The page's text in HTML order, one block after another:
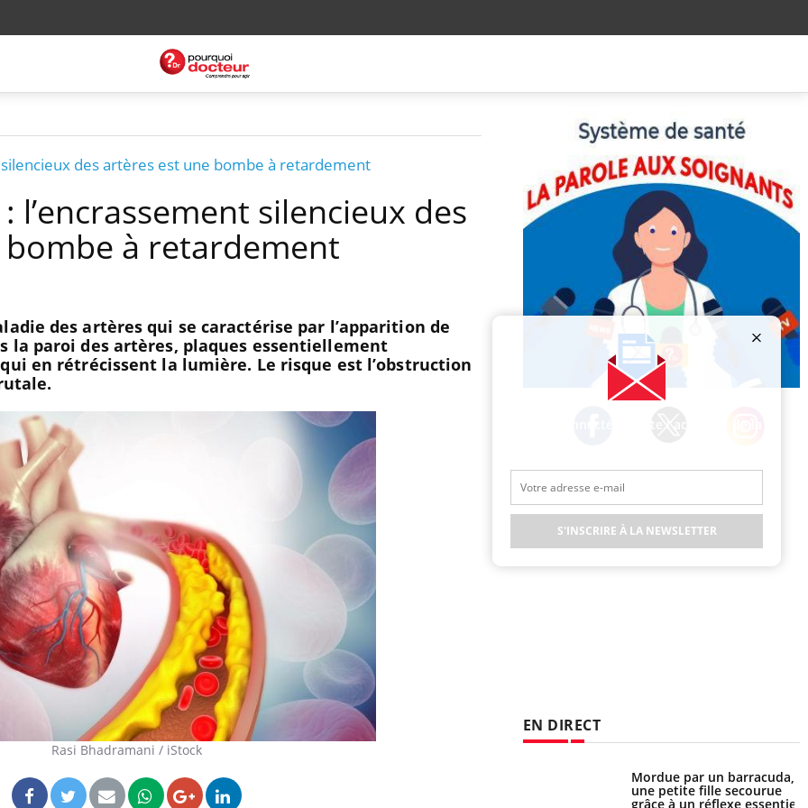
des artères est une bombe à retardement
l’encrassement silencieux des
à retardement
des artères qui se caractérise par l’apparition de
la paroi des artères, plaques essentiellement
en rétrécissent la lumière. Le risque est l’obstruction
Rasi Bhadramani / iStock
EN DIRECT
Fortes chaleurs : pourquoi
le risque de noyade
grimpe-t-il ?
Mordue par un barracuda,
une petite fille secourue
grâce à un réflexe essentiel
S'INSCRIRE À LA NEWSLETTER